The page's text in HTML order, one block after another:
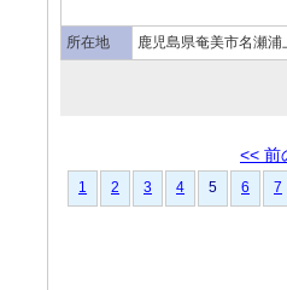
所在地 鹿児島県奄美市名瀬浦
<< 前
1 2 3 4 5 6 7